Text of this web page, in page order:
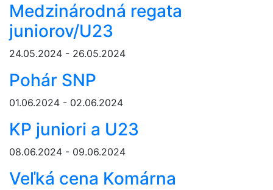
Medzinárodná regata
juniorov/U23
24.05.2024 - 26.05.2024
Pohár SNP
01.06.2024 - 02.06.2024
KP juniori a U23
08.06.2024 - 09.06.2024
Veľká cena Komárna